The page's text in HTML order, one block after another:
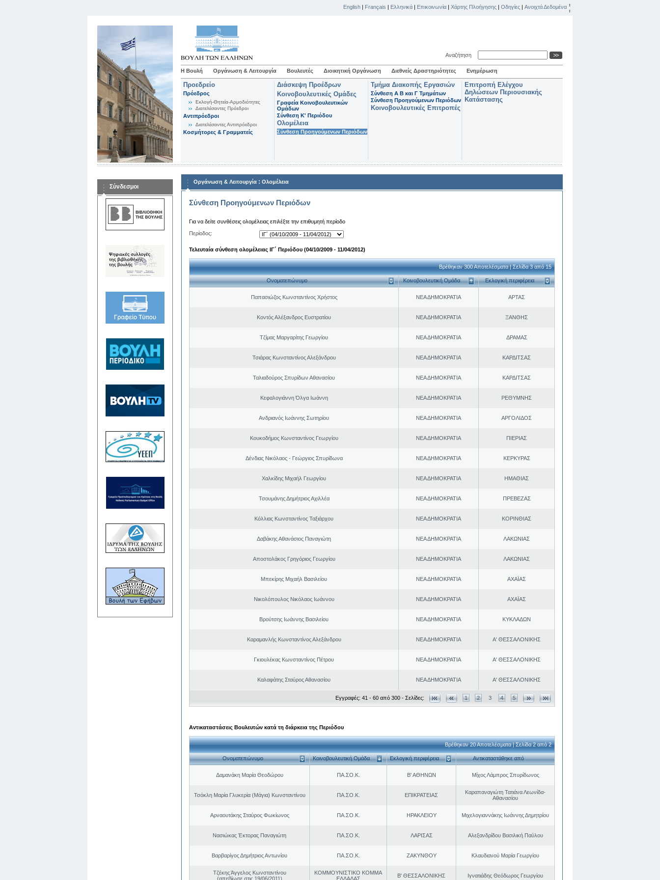
English | Français | Ελληνικά | Επικοινωνία | Χάρτης Πλοήγησης | Οδηγίες | Ανοιχτά Δεδομένα
Αναζήτηση
Η Βουλή Οργάνωση & Λειτουργία Βουλευτές Διοικητική Οργάνωση Διεθνείς Δραστηριότητες Ενημέρωση
Προεδρείο
Πρόεδρος
Εκλογή-Θητεία-Αρμοδιότητες
Διατελέσαντες Πρόεδροι
Αντιπρόεδροι
Διατελέσαντες Αντιπρόεδροι
Κοσμήτορες & Γραμματείς
Διάσκεψη Προέδρων
Κοινοβουλευτικές Ομάδες
Γραφεία Κοινοβουλευτικών
Ομάδων
Σύνθεση K' Περιόδου
Ολομέλεια
Σύνθεση Προηγούμενων Περιόδων
Τμήμα Διακοπής Εργασιών
Σύνθεση Α Β και Γ Τμημάτων
Σύνθεση Προηγούμενων Περιόδων
Κοινοβουλευτικές Επιτροπές
Επιτροπή Ελέγχου
Δηλώσεων Περιουσιακής
Κατάστασης
Σύνδεσμοι
Οργάνωση & Λειτουργία : Ολομέλεια
Σύνθεση Προηγούμενων Περιόδων
Για να δείτε συνθέσεις ολομέλειας επιλέξτε την επιθυμητή περίοδο
Περίοδος:
Τελευταία σύνθεση ολομέλειας ΙΓ΄ Περιόδου (04/10/2009 - 11/04/2012)
Βρέθηκαν 300 Αποτελέσματα | Σελίδα 3 από 15
Ονοματεπώνυμο Κοινοβουλευτική Ομάδα Εκλογική περιφέρεια
Παπασιώζος Κωνσταντίνος Χρήστος ΝΕΑ ΔΗΜΟΚΡΑΤΙΑ ΑΡΤΑΣ
Κοντός Αλέξανδρος Ευστρατίου ΝΕΑ ΔΗΜΟΚΡΑΤΙΑ ΞΑΝΘΗΣ
Τζίμας Μαργαρίτης Γεωργίου ΝΕΑ ΔΗΜΟΚΡΑΤΙΑ ΔΡΑΜΑΣ
Τσιάρας Κωνσταντίνος Αλεξάνδρου ΝΕΑ ΔΗΜΟΚΡΑΤΙΑ ΚΑΡΔΙΤΣΑΣ
Ταλιαδούρος Σπυρίδων Αθανασίου ΝΕΑ ΔΗΜΟΚΡΑΤΙΑ ΚΑΡΔΙΤΣΑΣ
Κεφαλογιάννη Όλγα Ιωάννη ΝΕΑ ΔΗΜΟΚΡΑΤΙΑ ΡΕΘΥΜΝΗΣ
Ανδριανός Ιωάννης Σωτηρίου ΝΕΑ ΔΗΜΟΚΡΑΤΙΑ ΑΡΓΟΛΙΔΟΣ
Κουκοδήμος Κωνσταντίνος Γεωργίου ΝΕΑ ΔΗΜΟΚΡΑΤΙΑ ΠΙΕΡΙΑΣ
Δένδιας Νικόλαος - Γεώργιος Σπυρίδωνα ΝΕΑ ΔΗΜΟΚΡΑΤΙΑ ΚΕΡΚΥΡΑΣ
Χαλκίδης Μιχαήλ Γεωργίου ΝΕΑ ΔΗΜΟΚΡΑΤΙΑ ΗΜΑΘΙΑΣ
Τσουμάνης Δημήτριος Αχιλλέα ΝΕΑ ΔΗΜΟΚΡΑΤΙΑ ΠΡΕΒΕΖΑΣ
Κόλλιας Κωνσταντίνος Ταξιάρχου ΝΕΑ ΔΗΜΟΚΡΑΤΙΑ ΚΟΡΙΝΘΙΑΣ
Δαβάκης Αθανάσιος Παναγιώτη ΝΕΑ ΔΗΜΟΚΡΑΤΙΑ ΛΑΚΩΝΙΑΣ
Αποστολάκος Γρηγόριος Γεωργίου ΝΕΑ ΔΗΜΟΚΡΑΤΙΑ ΛΑΚΩΝΙΑΣ
Μπεκίρης Μιχαήλ Βασιλείου ΝΕΑ ΔΗΜΟΚΡΑΤΙΑ ΑΧΑΪΑΣ
Νικολόπουλος Νικόλαος Ιωάννου ΝΕΑ ΔΗΜΟΚΡΑΤΙΑ ΑΧΑΪΑΣ
Βρούτσης Ιωάννης Βασιλείου ΝΕΑ ΔΗΜΟΚΡΑΤΙΑ ΚΥΚΛΑΔΩΝ
Καραμανλής Κωνσταντίνος Αλεξάνδρου ΝΕΑ ΔΗΜΟΚΡΑΤΙΑ Α' ΘΕΣΣΑΛΟΝΙΚΗΣ
Γκιουλέκας Κωνσταντίνος Πέτρου ΝΕΑ ΔΗΜΟΚΡΑΤΙΑ Α' ΘΕΣΣΑΛΟΝΙΚΗΣ
Καλαφάτης Σταύρος Αθανασίου ΝΕΑ ΔΗΜΟΚΡΑΤΙΑ Α' ΘΕΣΣΑΛΟΝΙΚΗΣ
Εγγραφές: 41 - 60 από 300 - Σελίδες: 1 2 3 4 5
Αντικαταστάσεις Βουλευτών κατά τη διάρκεια της Περιόδου
Βρέθηκαν 20 Αποτελέσματα | Σελίδα 2 από 2
Ονοματεπώνυμο Κοινοβουλευτική Ομάδα Εκλογική περιφέρεια Αντικαταστάθηκε από
Δαμανάκη Μαρία Θεοδώρου ΠΑ.ΣΟ.Κ. Β' ΑΘΗΝΩΝ Μίχος Λάμπρος Σπυρίδωνος
Τσόκλη Μαρία Γλυκερία (Μάγια) Κωνσταντίνου ΠΑ.ΣΟ.Κ. ΕΠΙΚΡΑΤΕΙΑΣ
Καραπαναγιώτη Τατιάνα Λεωνίδα-
Αθανασίου
Αρναουτάκης Σταύρος Φωκίωνος ΠΑ.ΣΟ.Κ. ΗΡΑΚΛΕΙΟΥ Μιχελογιαννάκης Ιωάννης Δημητρίου
Νασιώκας Έκτορας Παναγιώτη ΠΑ.ΣΟ.Κ. ΛΑΡΙΣΑΣ Αλεξανδρίδου Βασιλική Παύλου
Βαρβαρίγος Δημήτριος Αντωνίου ΠΑ.ΣΟ.Κ. ΖΑΚΥΝΘΟΥ Κλαυδιανού Μαρία Γεωργίου
Τζέκης Άγγελος Κωνσταντίνου
(απεβίωσε στις 19/06/2011)
ΚΟΜΜΟΥΝΙΣΤΙΚΟ ΚΟΜΜΑ
ΕΛΛΑΔΑΣ
Β' ΘΕΣΣΑΛΟΝΙΚΗΣ Ιγνατιάδης Θεόδωρος Γεωργίου